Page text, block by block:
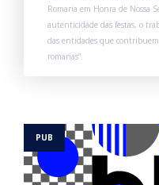
Romaria em Honra de Nossa
autenticidade das festas, o
das entidades que
romarias”.